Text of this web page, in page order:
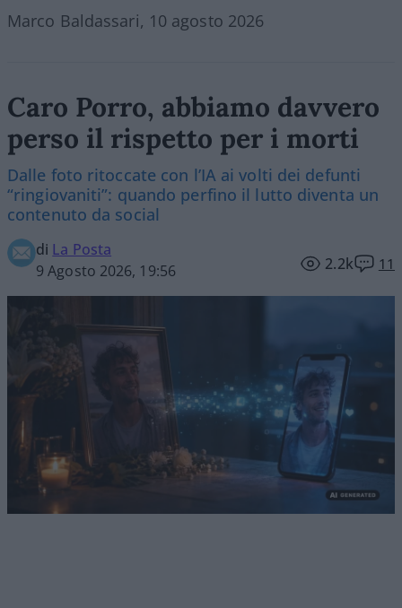
Marco Baldassari, 10 agosto 2026
Caro Porro, abbiamo davvero
perso il rispetto per i morti
Dalle foto ritoccate con l’IA ai volti dei defunti
“ringiovaniti”: quando perfino il lutto diventa un
contenuto da social
di La Posta
9 Agosto 2026, 19:56
2.2k 11